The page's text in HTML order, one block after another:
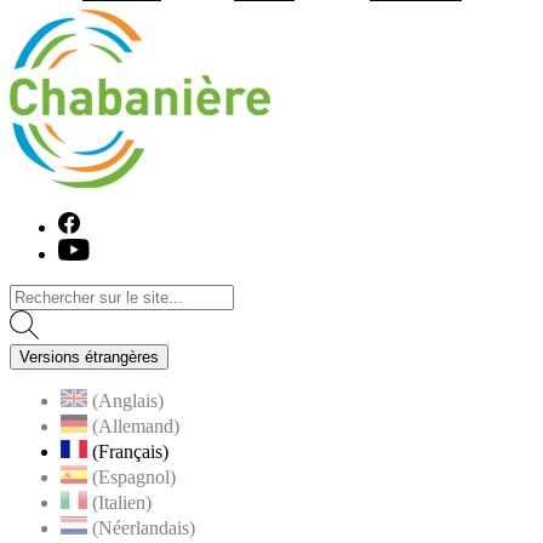
Facebook
Youtube
Versions étrangères
(Anglais)
(Allemand)
(Français)
(Espagnol)
(Italien)
(Néerlandais)